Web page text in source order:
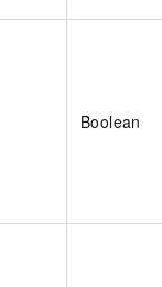
Boolean